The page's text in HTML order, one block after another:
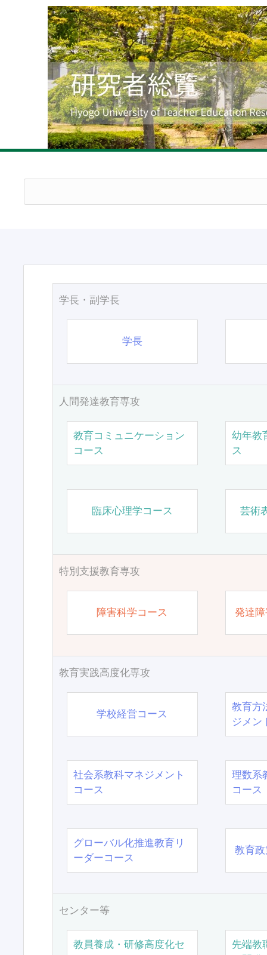
学長・副学長
学長
人間発達教育専攻
教育コミュニケーション
コース
幼年教
ス
臨床心理学コース 芸術
特別支援教育専攻
障害科学コース 発達
教育実践高度化専攻
学校経営コース
教育方
ジメン
社会系教科マネジメント
コース
理数系
コース
グローバル化推進教育リ
ーダーコース
教育
センター等
教員養成・研修高度化セ
先端教